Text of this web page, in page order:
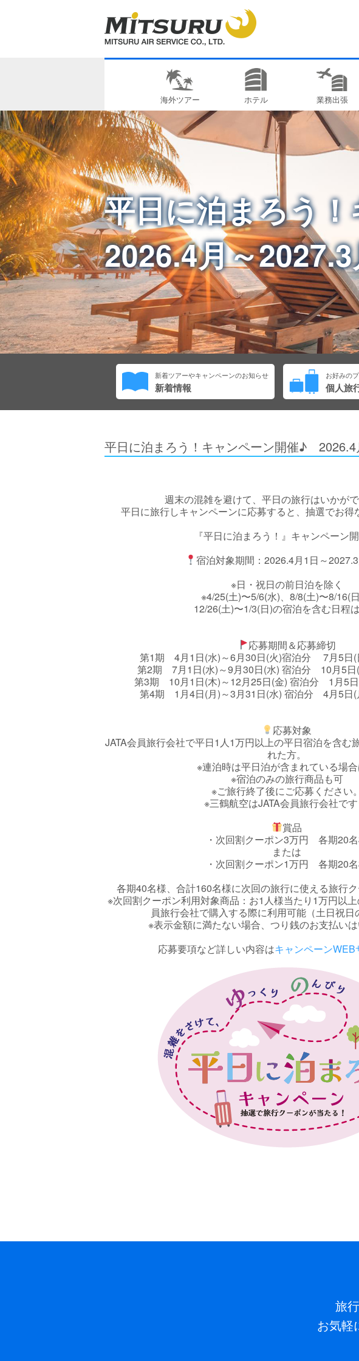
海外ツアー ホテル 業務出張
平日に泊まろう
2026.4月～
新着ツアーやキャンペーンのお知らせ
新着情報
お好みの
個人旅
平日に泊まろう！キャンペーン開催♪ 2026.4
週末の混雑を避けて、平日の旅行はいかが
平日に旅行しキャンペーンに応募すると、抽選でお得
『平日に泊まろう！』キャンペーン
宿泊対象期間：2026.4月1日～
※日・祝日の前日泊を除く
※4/25(土)〜5/6(水)、8/8(土)〜8/16(日)
12/26(土)〜1/3(日)の宿泊を含む日程
応募期間＆応募締切
第1期 4月1日(水)～6月30日(火)宿泊分 7月5日
第2期 7月1日(水)～9月30日(水) 宿泊分 10月5
第3期 10月1日(木)～12月25日(金) 宿泊分 1月5
第4期 1月4日(月)～3月31日(水) 宿泊分 4月5日
応募対象
JATA会員旅行会社で平日1人1万円以上の平日宿泊を含む
れた方。
※連泊時は平日泊が含まれている場
※宿泊のみの旅行商品も可
※ご旅行終了後にご応募ください。
※三鶴航空はJATA会員旅行会社です
賞品
・次回割クーポン3万円 各期20
または
・次回割クーポン1万円 各期20
各期40名様、合計160名様に次回の旅行に使える旅行
※次回割クーポン利用対象商品：お1人様当たり1万円以
員旅行会社で購入する際に利用可能（土日祝日
※表示金額に満たない場合、つり銭のお支払いは
応募要項など詳しい内容はキャンペーンWEB
旅
お気軽